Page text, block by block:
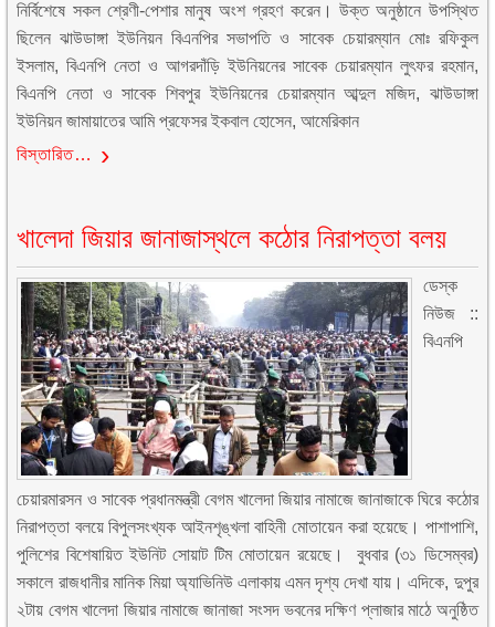
নির্বিশেষে সকল শ্রেণী-পেশার মানুষ অংশ গ্রহণ করেন। উক্ত অনুষ্ঠানে উপস্থিত
ছিলেন ঝাউডাঙ্গা ইউনিয়ন বিএনপির সভাপতি ও সাবেক চেয়ারম্যান মোঃ রফিকুল
ইসলাম, বিএনপি নেতা ও আগরদাঁড়ি ইউনিয়নের সাবেক চেয়ারম্যান লুৎফর রহমান,
বিএনপি নেতা ও সাবেক শিবপুর ইউনিয়নের চেয়ারম্যান আব্দুল মজিদ, ঝাউডাঙ্গা
ইউনিয়ন জামায়াতের আমি প্রফেসর ইকবাল হোসেন, আমেরিকান
বিস্তারিত…
খালেদা জিয়ার জানাজাস্থলে কঠোর নিরাপত্তা বলয়
ডেস্ক
নিউজ ::
বিএনপি
চেয়ারমারসন ও ‎সাবেক প্রধানমন্ত্রী বেগম খালেদা জিয়ার নামাজে জানাজাকে ঘিরে কঠোর
নিরাপত্তা বলয়ে বিপুলসংখ্যক আইনশৃঙ্খলা বাহিনী মোতায়েন করা হয়েছে। পাশাপাশি,
পুলিশের বিশেষায়িত ইউনিট সোয়াট টিম মোতায়েন রয়েছে। ‎ ‎বুধবার (৩১ ডিসেম্বর)
সকালে রাজধানীর মানিক মিয়া অ্যাভিনিউ এলাকায় এমন দৃশ্য দেখা যায়। ‎এদিকে, দুপুর
২টায় বেগম খালেদা জিয়ার নামাজে জানাজা সংসদ ভবনের দক্ষিণ প্লাজার মাঠে অনুষ্ঠিত